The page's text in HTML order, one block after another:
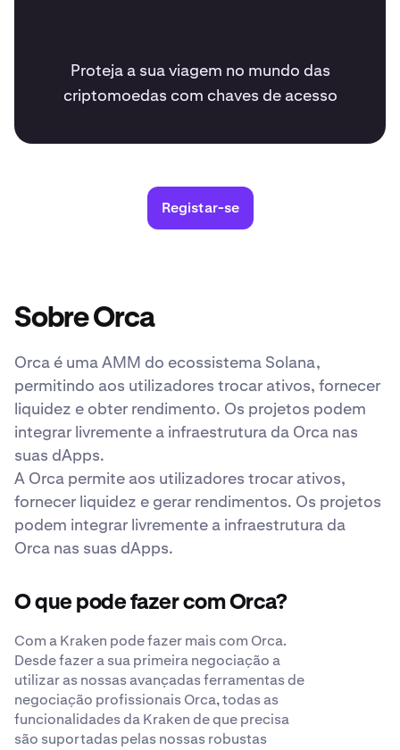
Proteja a sua viagem no mundo das
criptomoedas com chaves de acesso
Registar-se
Sobre Orca
Orca é uma AMM do ecossistema Solana,
permitindo aos utilizadores trocar ativos, fornecer
liquidez e obter rendimento. Os projetos podem
integrar livremente a infraestrutura da Orca nas
suas dApps.
A Orca permite aos utilizadores trocar ativos,
fornecer liquidez e gerar rendimentos. Os projetos
podem integrar livremente a infraestrutura da
Orca nas suas dApps.
O que pode fazer com Orca?
Com a Kraken pode fazer mais com Orca.
Desde fazer a sua primeira negociação a
utilizar as nossas avançadas ferramentas de
negociação profissionais Orca, todas as
funcionalidades da Kraken de que precisa
são suportadas pelas nossas robustas